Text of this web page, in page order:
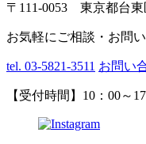
〒111-0053 東京都台東
お気軽にご相談・お問
tel. 03-5821-3511 お問い
【受付時間】10：00～